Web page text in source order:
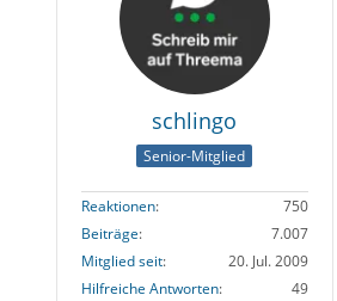
schlingo
Senior-Mitglied
Reaktionen
750
Beiträge
7.007
Mitglied seit
20. Jul. 2009
Hilfreiche Antworten
49